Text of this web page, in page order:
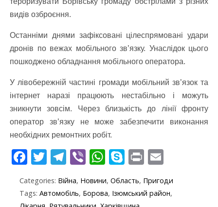
видів озброєння.
Останніми днями зафіксовані цілеспрямовані удари
дронів по вежах мобільного зв’язку. Унаслідок цього
пошкоджено обладнання мобільного оператора.
У лівобережній частині громади мобільний зв’язок та
інтернет наразі працюють нестабільно і можуть
зникнути зовсім. Через близькість до лінії фронту
оператор зв’язку не може забезпечити виконання
необхідних ремонтних робіт.
F
e
T
itt
T
el
e
Vi
er
W
at
S
y
Pr
t ai
Categories: Війна, Новини, Область, Пригоди
Tags: Автомобіль, Борова, Ізюмський район,